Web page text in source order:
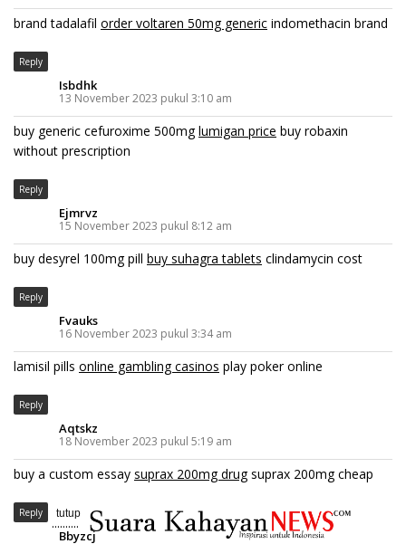
brand tadalafil order voltaren 50mg generic indomethacin brand
Reply
Isbdhk
13 November 2023 pukul 3:10 am
buy generic cefuroxime 500mglumigan price buy robaxin
without prescription
Reply
Ejmrvz
15 November 2023 pukul 8:12 am
buy desyrel 100mg pill buy suhagra tablets clindamycin cost
Reply
Fvauks
16 November 2023 pukul 3:34 am
lamisil pills online gambling casinos play poker online
Reply
Aqtskz
18 November 2023 pukul 5:19 am
buy a custom essay suprax 200mg drugsuprax 200mg cheap
Reply
Bbyzcj
tutup
..........